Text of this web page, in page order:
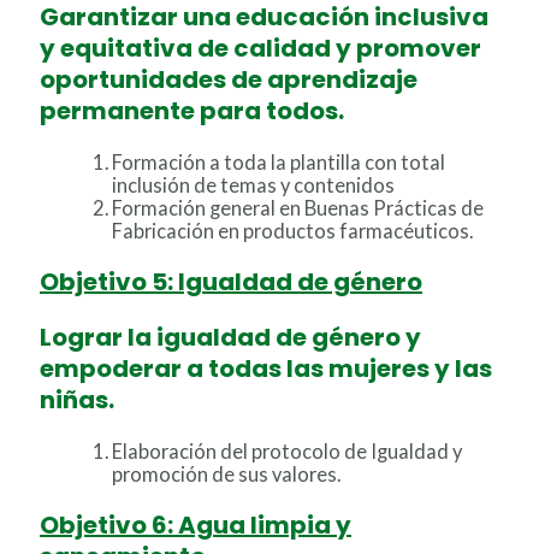
Garantizar una educación inclusiva
y equitativa de calidad y promover
oportunidades de aprendizaje
permanente para todos.
Formación a toda la plantilla con total
inclusión de temas y contenidos
Formación general en Buenas Prácticas de
Fabricación en productos farmacéuticos.
Objetivo 5: Igualdad de género
Lograr la igualdad de género y
empoderar a todas las mujeres y las
niñas.
Elaboración del protocolo de Igualdad y
promoción de sus valores.
Objetivo 6: Agua limpia y